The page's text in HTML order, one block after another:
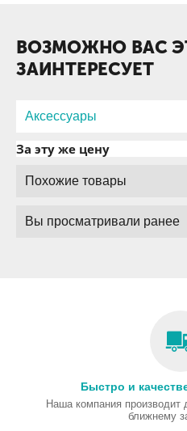
ВОЗМОЖНО ВАС
ЗАИНТЕРЕСУЕТ
Аксессуары
За эту же цену
Похожие товары
Вы просматривали ранее
Быстро и
Наша компания производит
ближнему